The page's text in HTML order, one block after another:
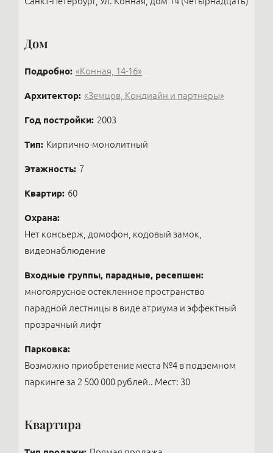
Дом
Подробно: «Конная, 14-16»
Архитектор: «Земцов, Кондиайн и партнеры»
Год постройки: 2003
Тип: Кирпично-монолитный
Этажность: 7
Квартир: 60
Охрана:
Нет консьерж, домофон, кодовый замок,
видеонаблюдение
Входные группы, парадные, ресепшен:
многоярусное остекленное пространство
парадной лестницы в виде атриума и эффектный
прозрачный лифт
Парковка:
Возможно приобретение места №4 в подземном
паркинге за 2 500 000 рублей.. Мест: 30
Квартира